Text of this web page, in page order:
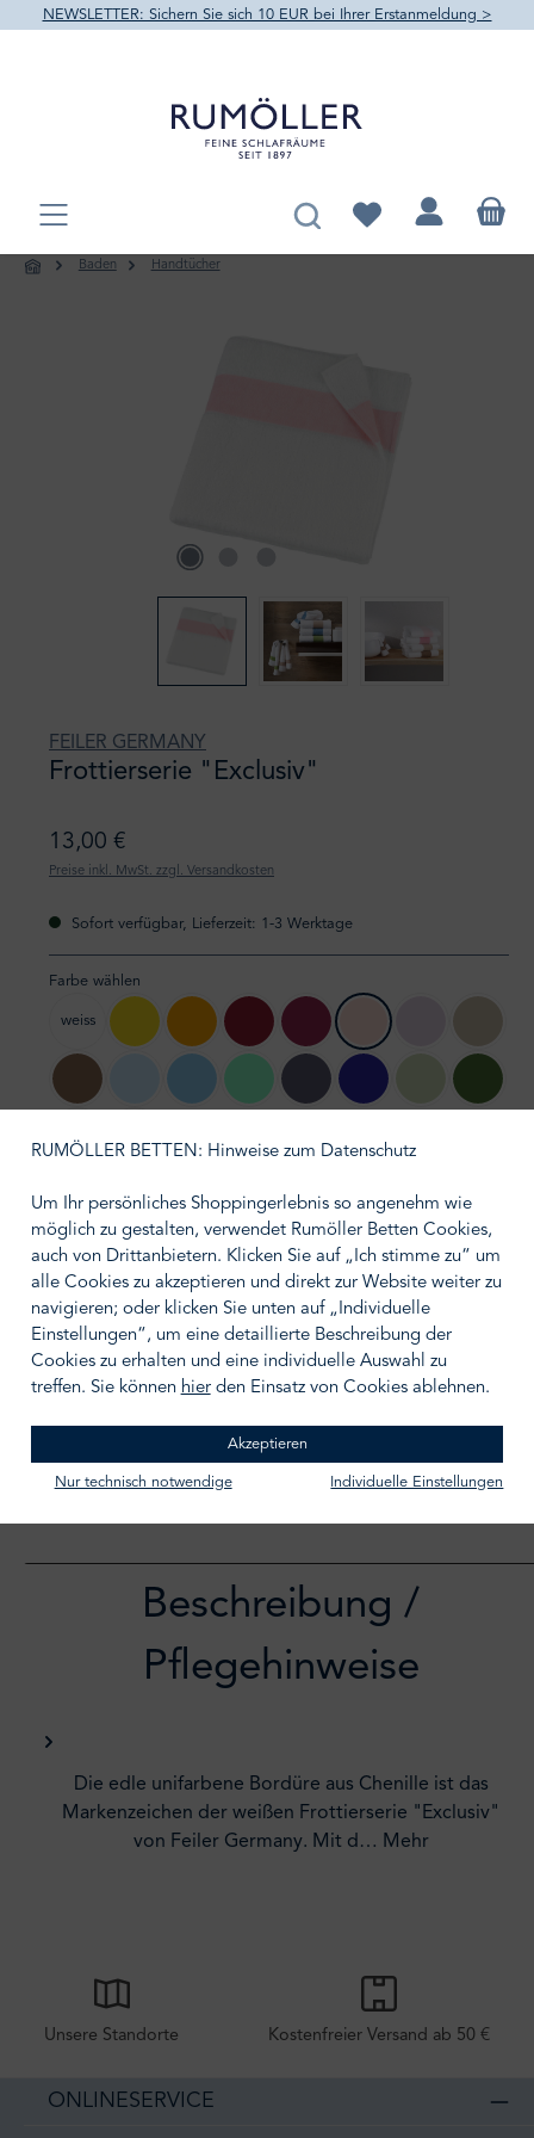
springen
NEWSLETTER: Sichern Sie sich 10 EUR bei Ihrer Erstanmeldung >
Du hast 0 Produkte
Baden Handtücher
FEILER GERMANY
Frottierserie "Exclusiv"
13,00 €
Preise inkl. MwSt. zzgl. Versandkosten
Sofort verfügbar, Lieferzeit: 1-3 Werktage
Farbe wählen
weiss
105 gelb 106 sonne132 karminrot
127 kirsch 122 rose 71 zartflieder
147
144 safari 202 hellblau198 türkis 205 jeansblau203 keramblau179 pistazie184 kiwi
210 silber212 grau
Größe wählenauswählen
IN DEN WARENKORB
Beschreibung /
Pflegehinweise
Die edle unifarbene Bordüre aus Chenille ist das
Markenzeichen der weißen Frottierserie "Exclusiv"
von Feiler Germany. Mit d… Mehr
Unsere Standorte Kostenfreier Versand ab 50 €
ONLINESERVICE
RUMÖLLER BETTEN: Hinweise zum Datenschutz
Um Ihr persönliches Shoppingerlebnis so angenehm wie
möglich zu gestalten, verwendet Rumöller Betten Cookies,
auch von Drittanbietern. Klicken Sie auf „Ich stimme zu“ um
alle Cookies zu akzeptieren und direkt zur Website weiter zu
navigieren; oder klicken Sie unten auf „Individuelle
Einstellungen“, um eine detaillierte Beschreibung der
Cookies zu erhalten und eine individuelle Auswahl zu
treffen. Sie können hierden Einsatz von Cookies ablehnen.
Akzeptieren
Nur technisch notwendige Individuelle Einstellungen